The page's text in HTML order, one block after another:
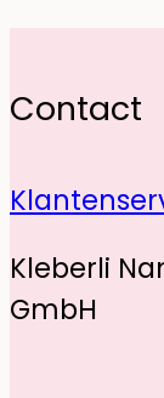
Contact
Kleberli
GmbH